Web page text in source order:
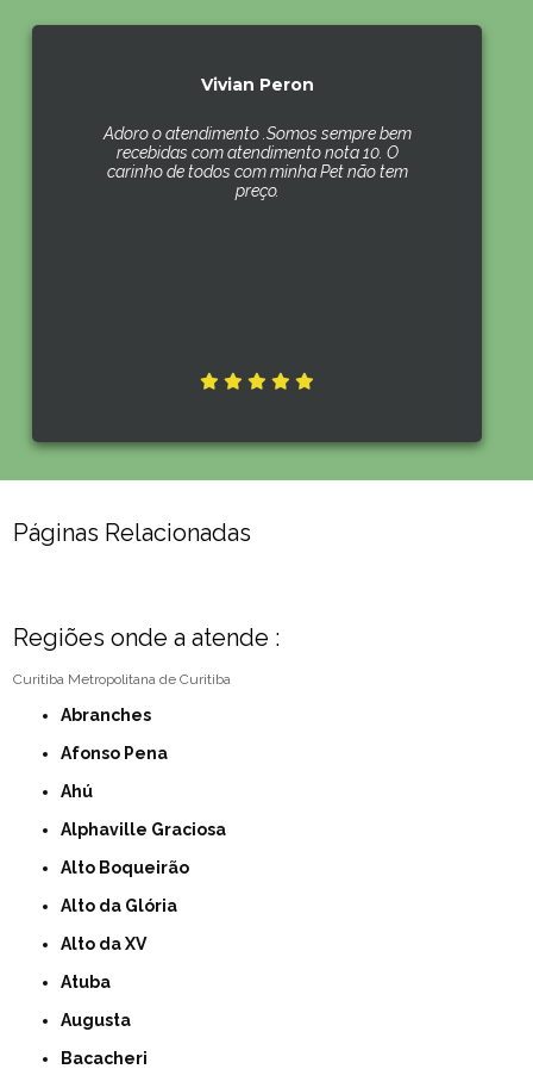
Vivian Peron
Adoro o atendimento .Somos sempre bem
recebidas com atendimento nota 10. O
carinho de todos com minha Pet não tem
preço.
Páginas Relacionadas
Regiões onde a atende :
Curitiba Metropolitana de Curitiba
Abranches
Afonso Pena
Ahú
Alphaville Graciosa
Alto Boqueirão
Alto da Glória
Alto da XV
Atuba
Augusta
Bacacheri